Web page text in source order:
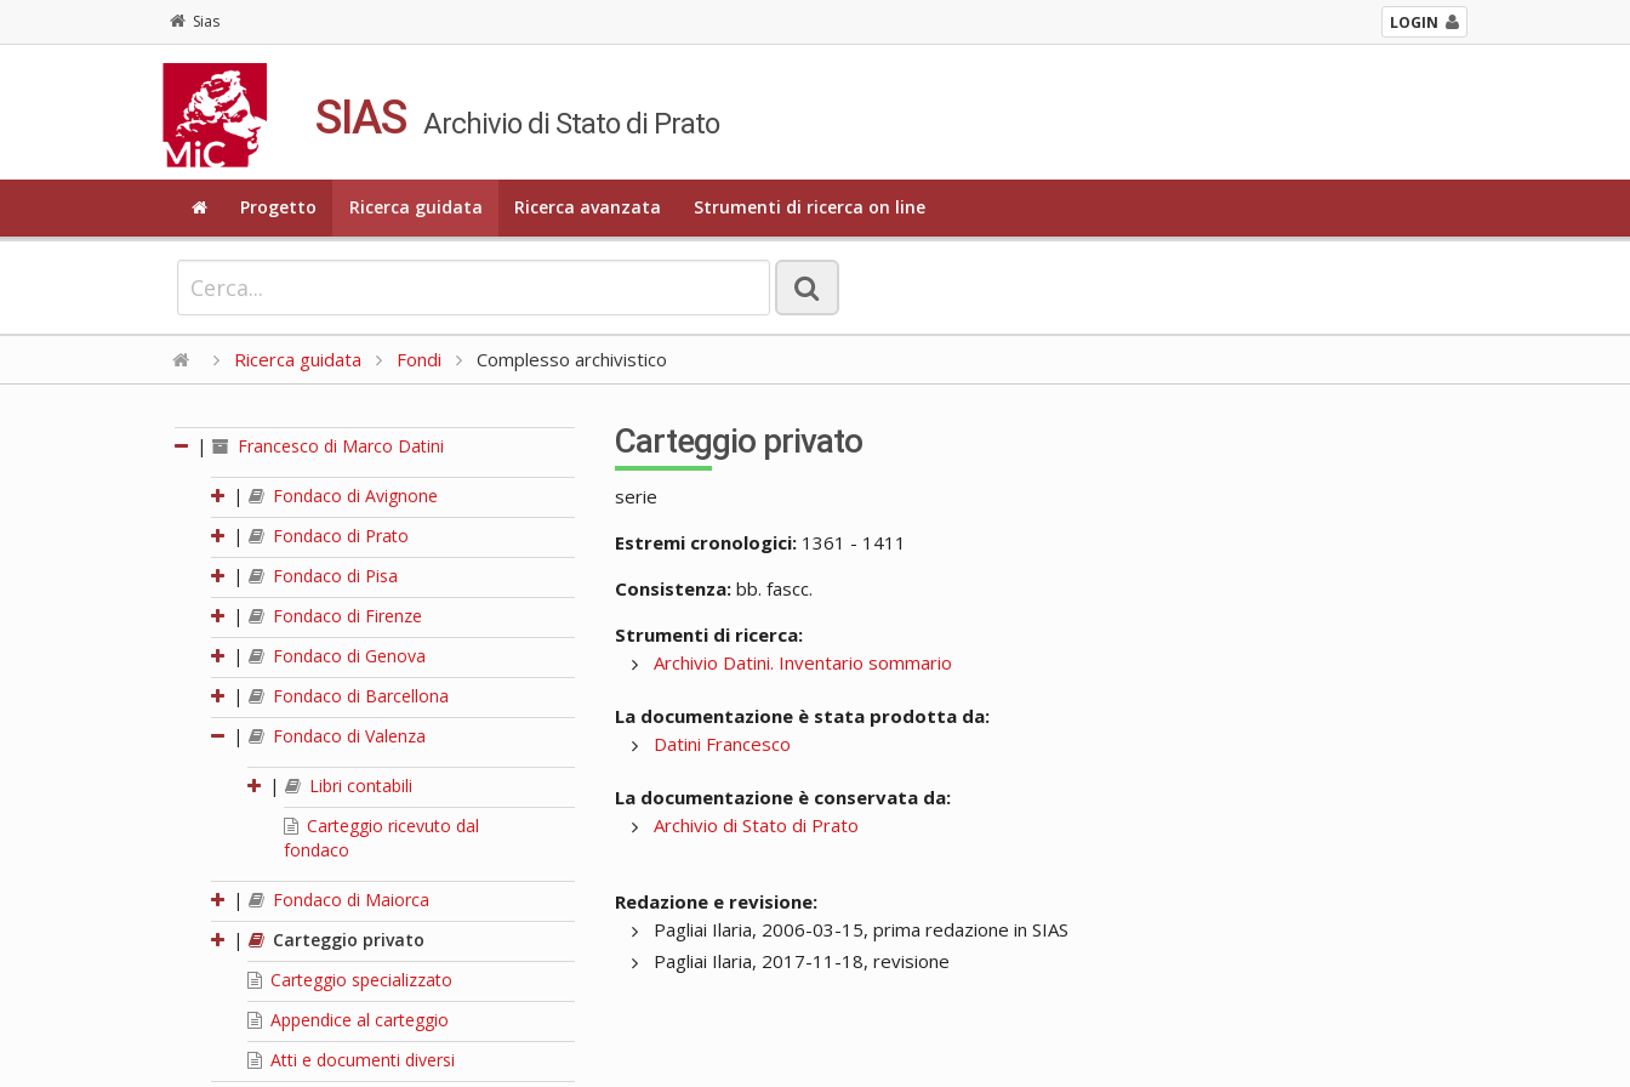
Sias LOGIN
SIAS Archivio di Stato di Prato
Progetto Ricerca guidata Ricerca avanzata Strumenti di ricerca on line
Ricerca guidata Fondi Complesso archivistico
| Francesco di Marco Datini
|
Fondaco di Avignone
|
Fondaco di Prato
|
Fondaco di Pisa
|
Fondaco di Firenze
|
Fondaco di Genova
|
Fondaco di Barcellona
|
Fondaco di Valenza
|
Libri contabili
Carteggio ricevuto dal
fondaco
|
Fondaco di Maiorca
|
Carteggio privato
Carteggio specializzato
Appendice al carteggio
Atti e documenti diversi
Carteggio privato
serie
Estremi cronologici: 1361 - 1411
Consistenza: bb. fascc.
Strumenti di ricerca:
Archivio Datini. Inventario sommario
La documentazione è stata prodotta da:
Datini Francesco
La documentazione è conservata da:
Archivio di Stato di Prato
Redazione e revisione:
Pagliai Ilaria, 2006-03-15, prima redazione in SIAS
Pagliai Ilaria, 2017-11-18, revisione